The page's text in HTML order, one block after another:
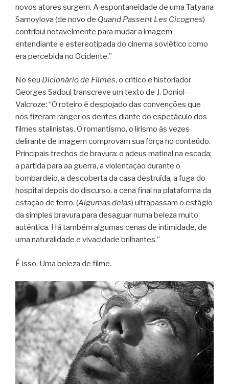
novos atores surgem. A espontaneidade de uma Tatyana
Samoylova (de novo de Quand Passent Les Cicognes)
contribui notavelmente para mudar a imagem
entendiante e estereotipada do cinema soviético como
era percebida no Ocidente.”
No seu Dicionário de Filmes, o crítico e historiador
Georges Sadoul transcreve um texto de J. Doniol-
Valcroze: “O roteiro é despojado das convenções que
nos fizeram ranger os dentes diante do espetáculo dos
filmes stalinistas. O romantismo, o lirismo às vezes
delirante de imagem comprovam sua força no conteúdo.
Principais trechos de bravura: o adeus matinal na escada;
a partida para aa guerra, a violentação durante o
bombardeio, a descoberta da casa destruída, a fuga do
hospital depois do discurso, a cena final na plataforma da
estação de ferro. (Algumas delas) ultrapassam o estágio
da simples bravura para desaguar numa beleza muito
autêntica. Há também algumas cenas de intimidade, de
uma naturalidade e vivacidade brilhantes.”
É isso. Uma beleza de filme.